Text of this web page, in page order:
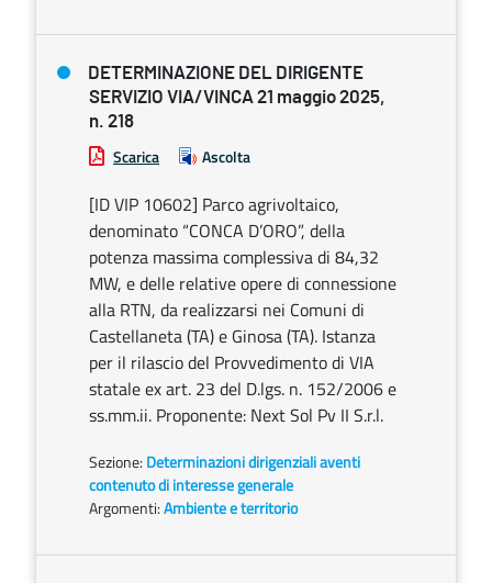
DETERMINAZIONE DEL DIRIGENTE
SERVIZIO VIA/VINCA 21 maggio 2025,
n. 218
Scarica Ascolta
[ID VIP 10602] Parco agrivoltaico,
denominato “CONCA D’ORO”, della
potenza massima complessiva di 84,32
MW, e delle relative opere di connessione
alla RTN, da realizzarsi nei Comuni di
Castellaneta (TA) e Ginosa (TA). Istanza
per il rilascio del Provvedimento di VIA
statale ex art. 23 del D.lgs. n. 152/2006 e
ss.mm.ii. Proponente: Next Sol Pv II S.r.l.
Sezione: Determinazioni dirigenziali aventi
contenuto di interesse generale
Argomenti:Ambiente e territorio